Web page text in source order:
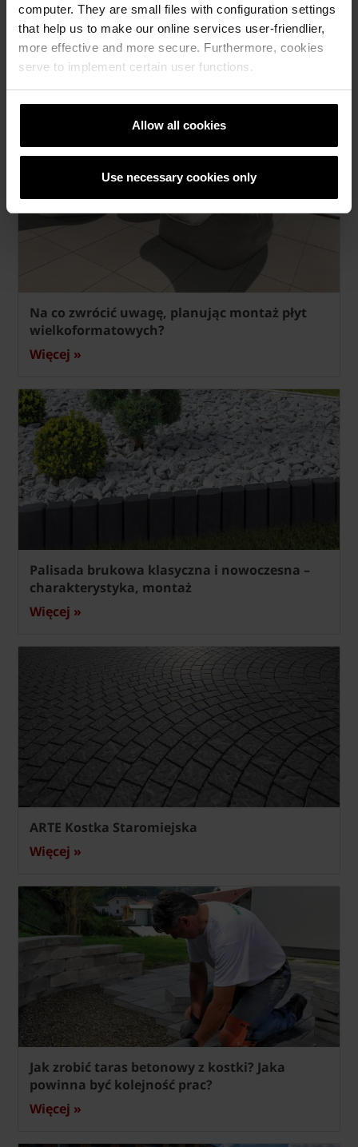
computer. They are small files with configuration settings
that help us to make our online services user-friendlier,
more effective and more secure. Furthermore, cookies
serve to implement certain user functions.
Allow all cookies
Use necessary cookies only
Jak przebiega montaż ogrodzenia panelowego
połączonego z betonowym systemem
ogrodzeniowym?
Na co zwrócić uwagę, planując montaż płyt
wielkoformatowych?
Więcej »
Palisada brukowa klasyczna i nowoczesna –
charakterystyka, montaż
Więcej »
ARTE Kostka Staromiejska
Więcej »
Jak zrobić taras betonowy z kostki? Jaka
powinna być kolejność prac?
Więcej »